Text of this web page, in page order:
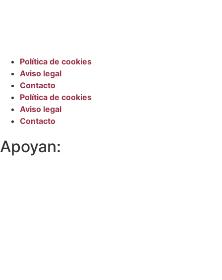
Política de cookies
Aviso legal
Contacto
Política de cookies
Aviso legal
Contacto
Apoyan: